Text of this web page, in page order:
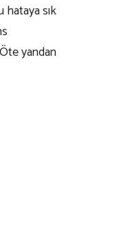
sık
yandan